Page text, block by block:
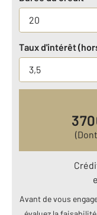
Taux d'intérêt
(Dont
Avant de vous